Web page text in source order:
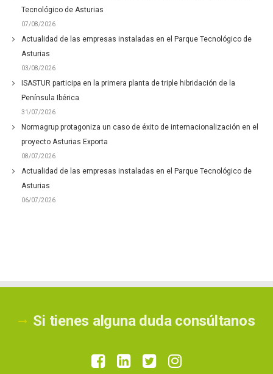
Tecnológico de Asturias
07/08/2026
Actualidad de las empresas instaladas en el Parque Tecnológico de
Asturias
03/08/2026
ISASTUR participa en la primera planta de triple hibridación de la
Península Ibérica
31/07/2026
Normagrup protagoniza un caso de éxito de internacionalización en el
proyecto Asturias Exporta
08/07/2026
Actualidad de las empresas instaladas en el Parque Tecnológico de
Asturias
06/07/2026
Si tienes alguna duda consúltanos